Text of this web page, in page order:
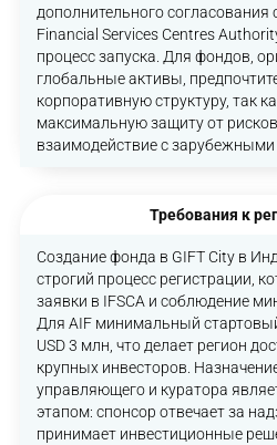
дополнительного согласования
Financial Services Centres
процесс запуска. Для фондов,
глобальные активы,
корпоративную структуру, так
максимальную защиту от
взаимодействие с зарубежными
Требования к
Создание фонда в GIFT City в
строгий процесс регистрации,
заявки в IFSCA и соблюдение
Для AIF минимальный
USD 3 млн, что делает регион
крупных инвесторов.
управляющего и куратора
этапом: спонсор отвечает за
принимает инвестиционные